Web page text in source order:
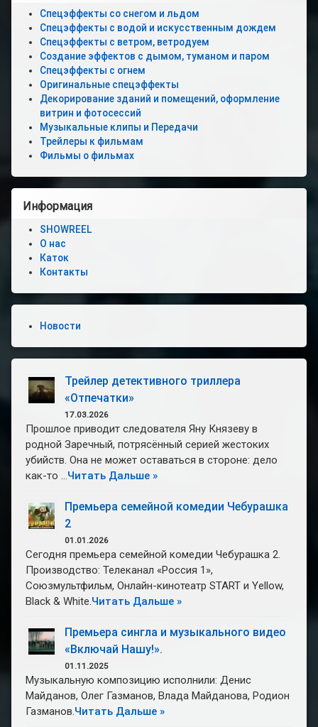
боковая
панель
Спецэффекты со снегом и льдом
Спецэффекты с водой и искусственным дождем
Спецэффекты с ветром, ветродуем
Создание эффектов с дымом, туманом и паром
Спецэффекты с огнем
Оригинальные спецэффекты
Декорирование зданий и помещений, оформление
витрин и фотосессий
Музыкальные клипы и Передачи
Трейлеры к фильмам
Фильмы о фильмах
Информация
SHOWREEL
О нас
Каток
Контакты
Новости
Трейлер детективного триллера
«Отпечатки»
17.03.2026
Прошлое приводит следователя Яну Князеву в
родной Заречный, потрясённый серией жестоких
убийств. Она не может оставаться в стороне: дело
как-то …Читать Дальше »
Премьера семейной комедии Чебурашка
2
01.01.2026
Сегодня премьера семейной комедии Чебурашка 2.
Производство: Телеканал «Россия 1»,
Союзмультфильм, Онлайн-кинотеатр START и Yellow,
Black & White.Читать Дальше »
Премьера сингла и музыкального видео
«Включай Нашу!».
01.11.2025
Музыкальную композицию исполнили: Денис
Майданов, Олег Газманов, Влада Майданова, Родион
Газманов.Читать Дальше »